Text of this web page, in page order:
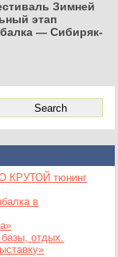
Зимней
этап
— Сибиряк-
КРУТОЙ тюнинг
в
отдых.